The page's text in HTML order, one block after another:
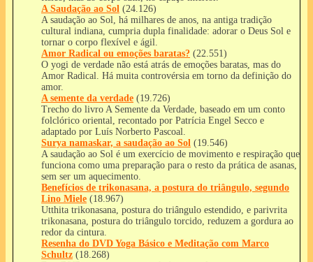
A Saudação ao Sol (24.126)
A saudação ao Sol, há milhares de anos, na antiga tradição
cultural indiana, cumpria dupla finalidade: adorar o Deus Sol e
tornar o corpo flexível e ágil.
Amor Radical ou emoções baratas? (22.551)
O yogi de verdade não está atrás de emoções baratas, mas do
Amor Radical. Há muita controvérsia em torno da definição do
amor.
A semente da verdade (19.726)
Trecho do livro A Semente da Verdade, baseado em um conto
folclórico oriental, recontado por Patrícia Engel Secco e
adaptado por Luís Norberto Pascoal.
Surya namaskar, a saudação ao Sol (19.546)
A saudação ao Sol é um exercício de movimento e respiração que
funciona como uma preparação para o resto da prática de asanas,
sem ser um aquecimento.
Benefícios de trikonasana, a postura do triângulo, segundo
Lino Miele (18.967)
Utthita trikonasana, postura do triângulo estendido, e parivrita
trikonasana, postura do triângulo torcido, reduzem a gordura ao
redor da cintura.
Resenha do DVD Yoga Básico e Meditação com Marco
Schultz (18.268)